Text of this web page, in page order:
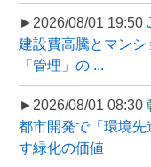
►2026/08/01 19:50
建設費高騰とマン
「管理」の ...
►2026/08/01 08:30
都市開発で「環境
す緑化の価値